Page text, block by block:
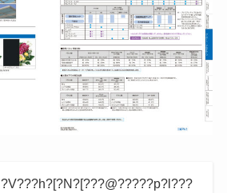
?V???h?[?N?[???@?????p?l???